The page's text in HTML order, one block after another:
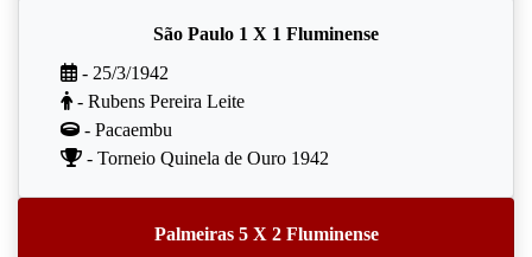
São Paulo 1 X 1 Fluminense
- 25/3/1942
- Rubens Pereira Leite
- Pacaembu
- Torneio Quinela de Ouro 1942
Palmeiras 5 X 2 Fluminense